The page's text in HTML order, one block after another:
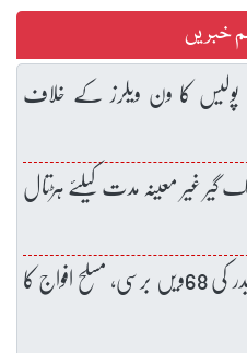
خبریں
کا ون ویلرز کے خلاف
گیر غیر معینہ مدت کیلئے ہڑتال
میجر طفیل محمد شہید نشانِ حیدر کی 68ویں برسی، مسلح افواج کا